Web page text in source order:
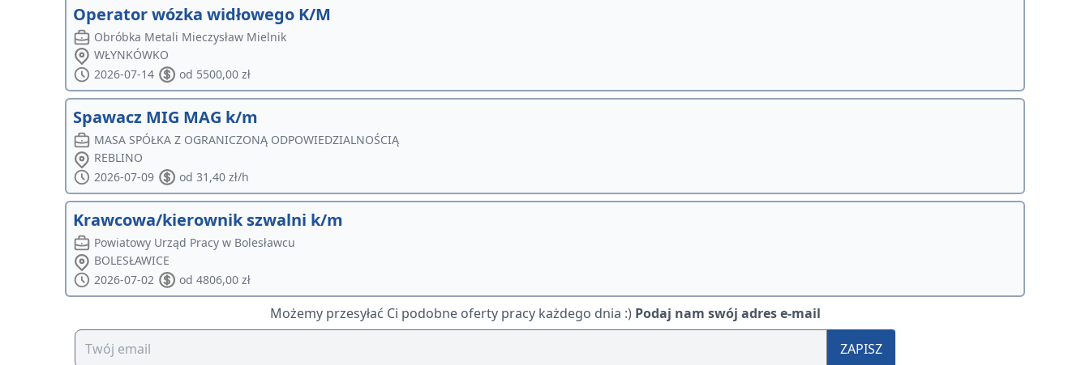
Operator wózka widłowego K/M
Obróbka Metali Mieczysław Mielnik
WŁYNKÓWKO
2026-07-14
od 5500,00 zł
Spawacz MIG MAG k/m
MASA SPÓŁKA Z OGRANICZONĄ ODPOWIEDZIALNOŚCIĄ
REBLINO
2026-07-09
od 31,40 zł/h
Krawcowa/kierownik szwalni k/m
Powiatowy Urząd Pracy w Bolesławcu
BOLESŁAWICE
2026-07-02
od 4806,00 zł
Możemy przesyłać Ci podobne oferty pracy każdego dnia :) Podaj nam swój adres e-mail
ZAPISZ